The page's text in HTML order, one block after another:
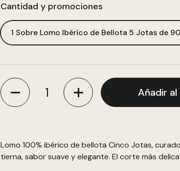
Cantidad y promociones
1 Sobre Lomo Ibérico de Bellota 5 Jotas de
Cantidad
Añadir
Lomo 100% ibérico de bellota Cinco Jotas,
tierna, sabor suave y elegante. El corte más